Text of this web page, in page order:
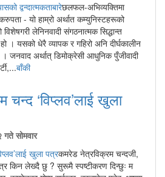
छलफल-अभिव्यक्तिमा
- यो हाम्रो अर्थात कम्युनिस्टहरूको
लेनिनवादी संगठनात्मक सिद्धान्त
। यसको धेरै व्यापक र गहिरो अनि दीर्घकालीन
जनवाद अर्थात् डिमोक्रेसी आधुनिक पुँजीवादी
बाँकी
‘विप्लव’लाई खुला
सोमवार
कमरेड नेत्रविक्रम चन्दजी,
किन लेख्दै छु ? सुरूमै स्पष्टीकरण दिन्छुः म